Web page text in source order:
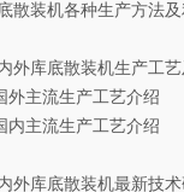
装机各种生产方法及
库底散装机生产工艺
流生产工艺介绍
流生产工艺介绍
库底散装机最新技术